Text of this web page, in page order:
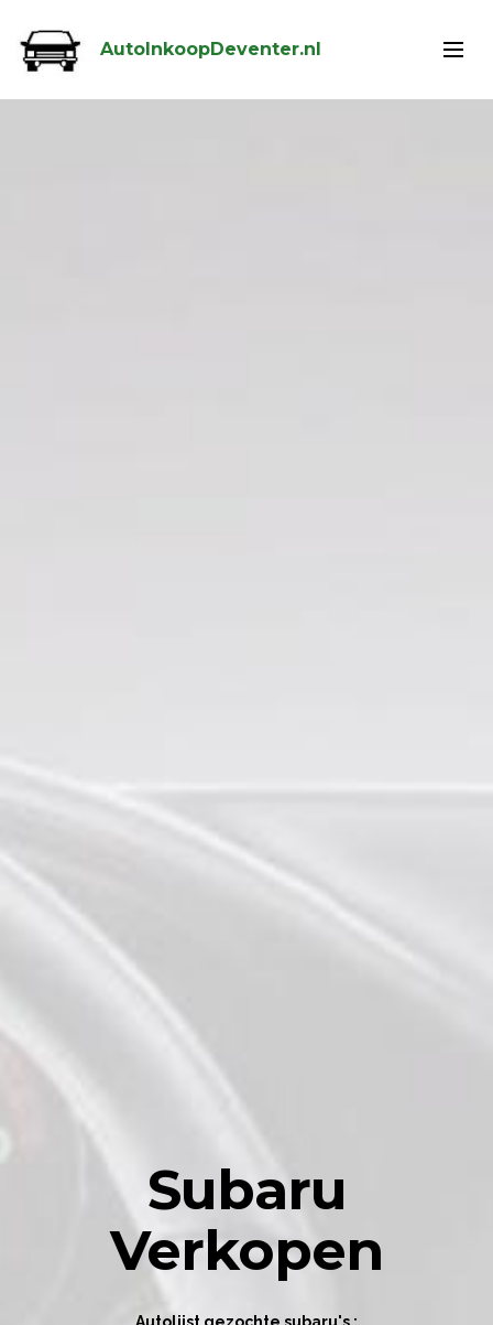
AutoInkoopDeventer.nl
Subaru
Verkopen